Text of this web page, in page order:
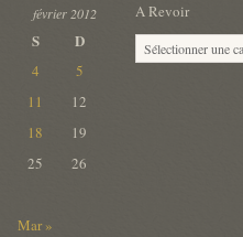
février 2012
S D
Mar »
4
5
11
12
18
19
25
26
A Revoir